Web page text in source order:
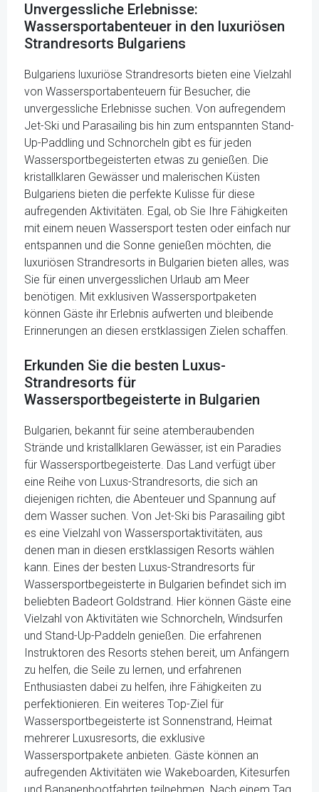
Unvergessliche Erlebnisse:
Wassersportabenteuer in den luxuriösen
Strandresorts Bulgariens
Bulgariens luxuriöse Strandresorts bieten eine Vielzahl
von Wassersportabenteuern für Besucher, die
unvergessliche Erlebnisse suchen. Von aufregendem
Jet-Ski und Parasailing bis hin zum entspannten Stand-
Up-Paddling und Schnorcheln gibt es für jeden
Wassersportbegeisterten etwas zu genießen. Die
kristallklaren Gewässer und malerischen Küsten
Bulgariens bieten die perfekte Kulisse für diese
aufregenden Aktivitäten. Egal, ob Sie Ihre Fähigkeiten
mit einem neuen Wassersport testen oder einfach nur
entspannen und die Sonne genießen möchten, die
luxuriösen Strandresorts in Bulgarien bieten alles, was
Sie für einen unvergesslichen Urlaub am Meer
benötigen. Mit exklusiven Wassersportpaketen
können Gäste ihr Erlebnis aufwerten und bleibende
Erinnerungen an diesen erstklassigen Zielen schaffen.
Erkunden Sie die besten Luxus-
Strandresorts für
Wassersportbegeisterte in Bulgarien
Bulgarien, bekannt für seine atemberaubenden
Strände und kristallklaren Gewässer, ist ein Paradies
für Wassersportbegeisterte. Das Land verfügt über
eine Reihe von Luxus-Strandresorts, die sich an
diejenigen richten, die Abenteuer und Spannung auf
dem Wasser suchen. Von Jet-Ski bis Parasailing gibt
es eine Vielzahl von Wassersportaktivitäten, aus
denen man in diesen erstklassigen Resorts wählen
kann. Eines der besten Luxus-Strandresorts für
Wassersportbegeisterte in Bulgarien befindet sich im
beliebten Badeort Goldstrand. Hier können Gäste eine
Vielzahl von Aktivitäten wie Schnorcheln, Windsurfen
und Stand-Up-Paddeln genießen. Die erfahrenen
Instruktoren des Resorts stehen bereit, um Anfängern
zu helfen, die Seile zu lernen, und erfahrenen
Enthusiasten dabei zu helfen, ihre Fähigkeiten zu
perfektionieren. Ein weiteres Top-Ziel für
Wassersportbegeisterte ist Sonnenstrand, Heimat
mehrerer Luxusresorts, die exklusive
Wassersportpakete anbieten. Gäste können an
aufregenden Aktivitäten wie Wakeboarden, Kitesurfen